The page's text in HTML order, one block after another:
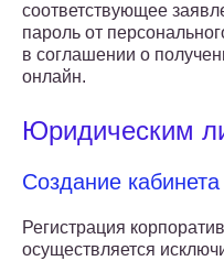
соответствующее
пароль от
в соглашении о
онлайн.
Юридическим
Создание
Регистрация
осуществляется